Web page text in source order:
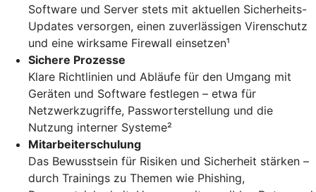
Software und Server stets mit aktuellen Sicherheits-
Updates versorgen, einen zuverlässigen Virenschutz
und eine wirksame Firewall einsetzen¹
Sichere Prozesse
Klare Richtlinien und Abläufe für den Umgang mit
Geräten und Software festlegen – etwa für
Netzwerkzugriffe, Passworterstellung und die
Nutzung interner Systeme²
Mitarbeiterschulung
Das Bewusstsein für Risiken und Sicherheit stärken –
durch Trainings zu Themen wie Phishing,